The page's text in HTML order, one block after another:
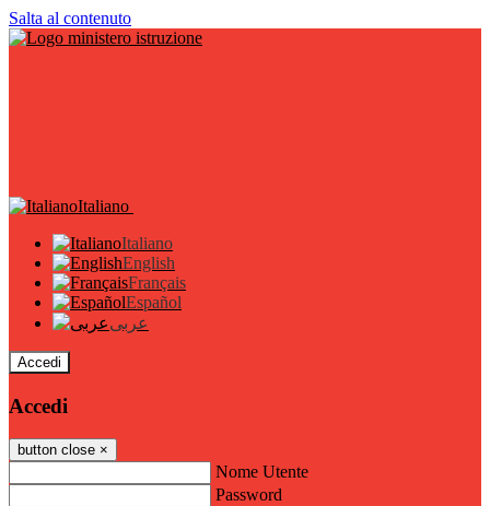
Salta al contenuto
Italiano
Italiano
English
Français
Español
عربى
Accedi
Accedi
button close ×
Nome Utente
Password